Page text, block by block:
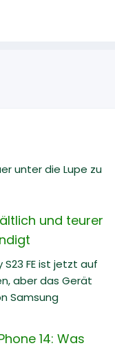
unter die Lupe zu
und teurer
S23 FE ist jetzt auf
aber das Gerät
Samsung
14: Was